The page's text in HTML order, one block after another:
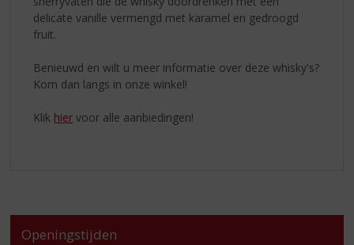
delicate vanille vermengd met karamel en gedroogd
fruit.
Benieuwd en wilt u meer informatie over deze whisky's?
Kom dan langs in onze winkel!
Klik hier voor alle aanbiedingen!
Openingstijden